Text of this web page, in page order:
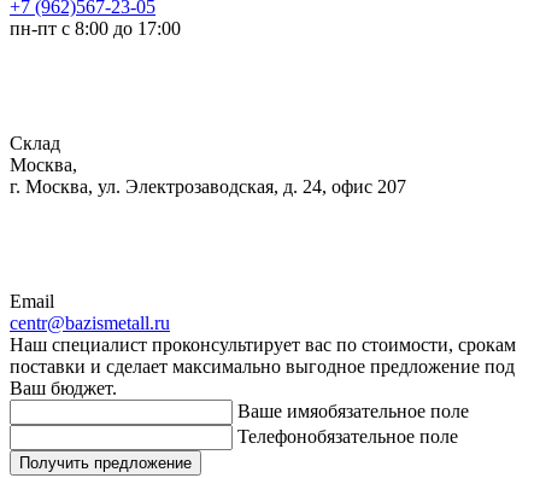
+7 (962)567-23-05
пн-пт с 8:00 до 17:00
Склад
Москва,
г. Москва, ул. Электрозаводская, д. 24, офис 207
Email
centr@bazismetall.ru
Наш специалист проконсультирует вас по стоимости, срокам
поставки и сделает максимально выгодное предложение под
Ваш бюджет.
Ваше имяобязательное поле
Телефонобязательное поле
Получить предложение